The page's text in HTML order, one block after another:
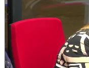
ARCHÍV